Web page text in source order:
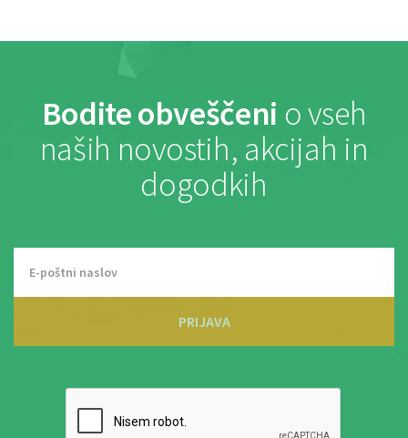
Bodite obveščeni o vseh
naših novostih, akcijah in
dogodkih
PRIJAVA